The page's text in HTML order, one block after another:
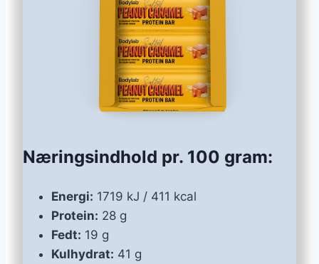
Næringsindhold pr. 100 gram:
Energi: 1719 kJ / 411 kcal
Protein: 28 g
Fedt: 19 g
Kulhydrat: 41 g